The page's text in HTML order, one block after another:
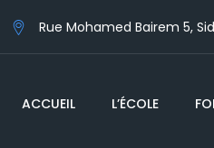
Rue Mohamed Bairem 5,
ACCUEIL L’ÉCOLE